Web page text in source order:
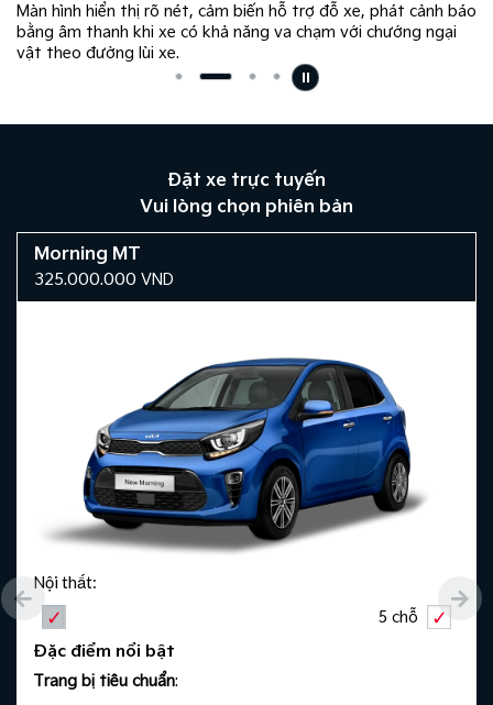
Màn hình hiển thị rõ nét, cảm biến hỗ trợ đỗ xe, phát cảnh báo
bằng âm thanh khi xe có khả năng va chạm với chướng ngại
vật theo đường lùi xe.
Đặt xe trực tuyến
Vui lòng chọn phiên bản
Morning MT
325.000.000 VND
Nội thất:
5 chỗ
Đặc điểm nổi bật
Trang bị tiêu chuẩn: ​